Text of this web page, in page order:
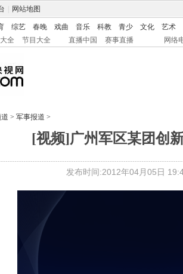
网站地图
综艺 春晚 戏曲 音乐 科教 青少 文化
艺术
全 节目大全 直播中国 赛事直播 网络
> 军事报道 >
[视频]广州军区某团创
发布时间:2012年04月05日